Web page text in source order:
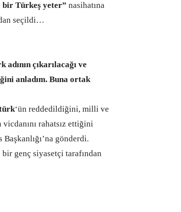
bir Türkeş yeter” nasihatına
seçildi…
çıkarılacağı ve
anladım. Buna ortak
‘ün reddedildiğini, milli ve
rahatsız ettiğini
gönderdi.
genç siyasetçi tarafından